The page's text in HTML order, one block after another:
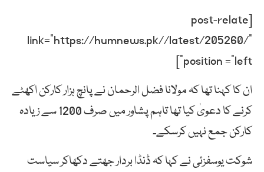
[post-relate
link=”https://humnews.pk//latest/205260/”
position =”left”]
ان کا کہنا تھا کہ مولانا فضل الرحمان نے پانچ ہزار کارکن اکھٹے
کرنے کا دعویٰ کیا تھا تاہم پشاور میں صرف 1200 سے زیادہ
کارکن جمع نہیں کرسکے۔
شوکت یوسفزئی نے کہا کہ ڈنڈا بردار جھتے دکھاکر سیاست